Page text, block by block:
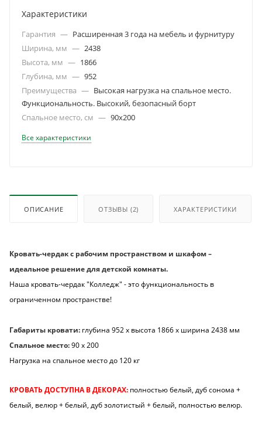
Характеристики
Гарантия — Расширенная 3 года на мебель и фурнитуру
Ширина, мм — 2438
Высота, мм — 1866
Глубина, мм — 952
Преимущества — Высокая нагрузка на спальное место.
Функциональность. Высокий, безопасный борт
Спальное место, см — 90х200
Все характеристики
ОПИСАНИЕ ОТЗЫВЫ (2) ХАРАКТЕРИСТИКИ
Кровать-чердак с рабочим пространством и шкафом –
идеальное решение для детской комнаты.
Наша кровать-чердак "Колледж" - это функциональность в
ограниченном пространстве!
Габариты кровати: глубина 952 х высота 1866 х ширина 2438 мм
Спальное место:90 х 200
Нагрузка на спальное место до 120 кг
КРОВАТЬ ДОСТУПНА В ДЕКОРАХ: полностью белый, дуб сонома +
белый, велюр + белый, дуб золотистый + белый, полностью велюр.